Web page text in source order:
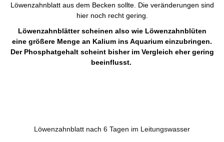
Löwenzahnblatt aus dem Becken sollte. Die veränderungen sind
hier noch recht gering.
Löwenzahnblätter scheinen also wie Löwenzahnblüten
eine größere Menge an Kalium ins Aquarium einzubringen.
Der Phosphatgehalt scheint bisher im Vergleich eher gering
beeinflusst.
Löwenzahnblatt nach 6 Tagen im Leitungswasser